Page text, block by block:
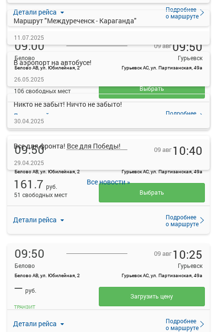
Детали рейса
Подробнее
о маршруте
09:00
Белово
Белово АВ, ул. Юбилейная, 2
09 авг09:50
Гурьевск
Гурьевск АС, ул. Партизанская, 49а
Детали рейса
Подробнее
161.7
106 свободных мест
Выбрать
09:50
Белово
Белово АВ, ул. Юбилейная, 2
09 авг 10:40
Гурьевск АС, ул. Партизанская, 49а
Детали рейса
Подробнее
о маршруте
161.7 руб.
51 свободных мест
Выбрать
09:50
Белово
Белово АВ, ул. Юбилейная, 2
09 авг 10:25
Гурьевск
Гурьевск АС, ул. Партизанская, 49а
Детали рейса
Подробнее
о маршруте
— руб.
ТРАНЗИТ
Загрузить цену
Маршрут "Междуреченск - Караганда"
11.07.2025
В аэропорт на автобусе!
26.05.2025
Никто не забыт! Ничто не забыто!
30.04.2025
Все для фронта! Все для Победы!
29.04.2025
Все новости »